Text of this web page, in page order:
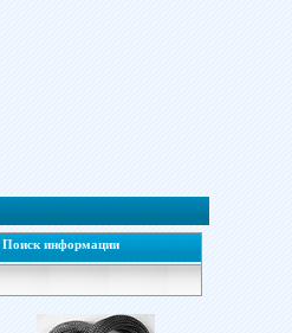
Поиск информации